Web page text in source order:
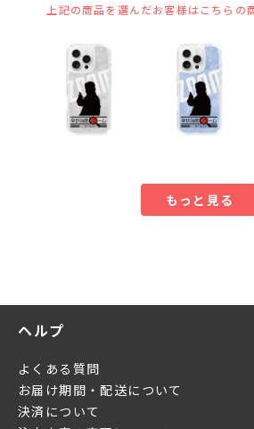
上記の商品を選んだお客様はこちらの
もっと見る
ヘルプ
よくある質問
お届け期間・配送について
決済について